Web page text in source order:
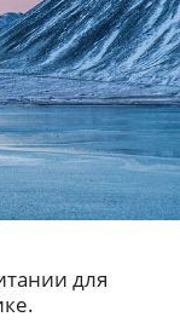
для